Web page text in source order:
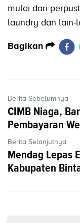
mulai dari
laundry dan lain-
Bagikan
Berita Sebelumnya
CIMB Niaga,
Pembayaran
Berita Selanjutnya
Mendag Lepas
Kabupaten